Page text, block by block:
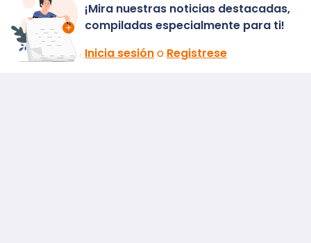
¡Mira nuestras noticias destacadas,
compiladas especialmente para ti!
Inicia sesióno Registrese